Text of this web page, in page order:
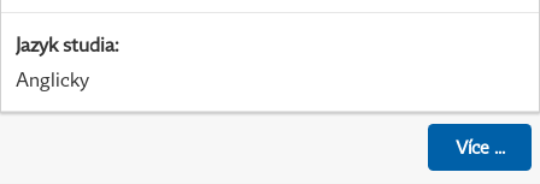
Jazyk studia:
Anglicky
Více...